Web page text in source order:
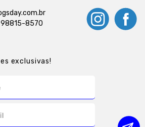
98815-8570
exclusivas!